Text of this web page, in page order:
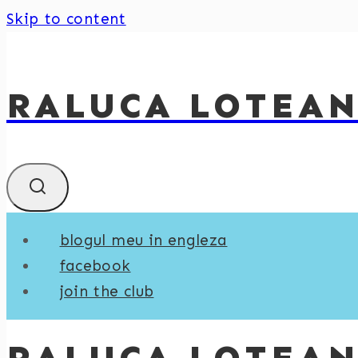
Skip to content
RALUCA
blogul meu in engleza
facebook
join the club